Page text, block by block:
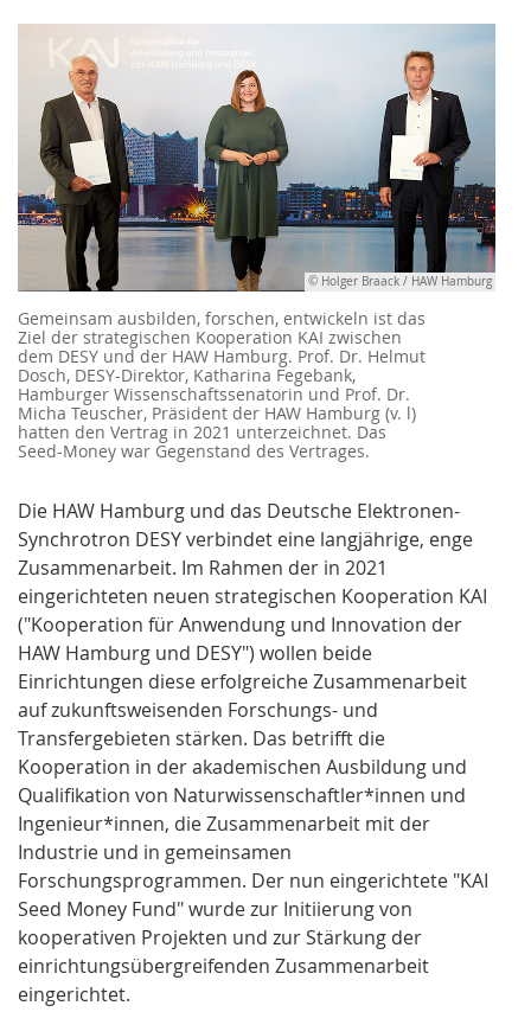
© Holger Braack / HAW Hamburg
Gemeinsam ausbilden, forschen, entwickeln ist das
Ziel der strategischen Kooperation KAI zwischen
dem DESY und der HAW Hamburg. Prof. Dr. Helmut
Dosch, DESY-Direktor, Katharina Fegebank,
Hamburger Wissenschaftssenatorin und Prof. Dr.
Micha Teuscher, Präsident der HAW Hamburg (v. l)
hatten den Vertrag in 2021 unterzeichnet. Das
Seed-Money war Gegenstand des Vertrages.
Die HAW Hamburg und das Deutsche Elektronen-
Synchrotron DESY verbindet eine langjährige, enge
Zusammenarbeit. Im Rahmen der in 2021
eingerichteten neuen strategischen Kooperation KAI
("Kooperation für Anwendung und Innovation der
HAW Hamburg und DESY") wollen beide
Einrichtungen diese erfolgreiche Zusammenarbeit
auf zukunftsweisenden Forschungs- und
Transfergebieten stärken. Das betrifft die
Kooperation in der akademischen Ausbildung und
Qualifikation von Naturwissenschaftler*innen und
Ingenieur*innen, die Zusammenarbeit mit der
Industrie und in gemeinsamen
Forschungsprogrammen. Der nun eingerichtete "KAI
Seed Money Fund" wurde zur Initiierung von
kooperativen Projekten und zur Stärkung der
einrichtungsübergreifenden Zusammenarbeit
eingerichtet.